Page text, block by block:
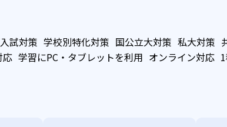
試対策 学校別特化対策 国公立大対策 私大対策
応 学習にPC・タブレットを利用 オンライン対応